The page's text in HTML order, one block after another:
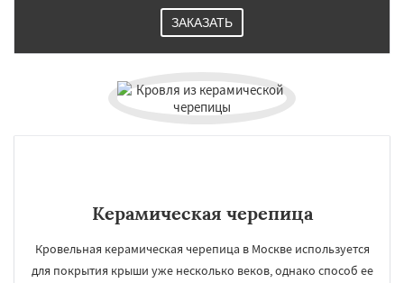
ЗАКАЗАТЬ
Керамическая черепица
Кровельная керамическая черепица в Москве используется
для покрытия крыши уже несколько веков, однако способ ее